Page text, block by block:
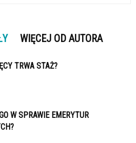
WIĘCEJ OD AUTORA
TRWA STAŻ?
W SPRAWIE EMERYTUR